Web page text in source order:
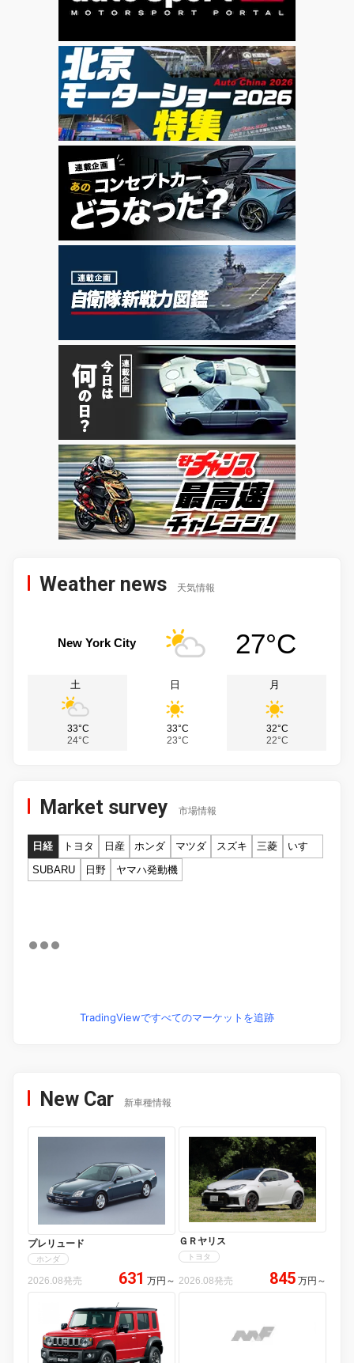
Weather news 天気情報
New York City 27°C
土
33°C
24°C
日
33°C
23°C
月
32°C
22°C
Market survey 市場情報
日経 トヨタ 日産 ホンダ マツダ スズキ 三菱
いすゞ
SUBARU
日野 ヤマハ発動機
TradingViewですべてのマーケットを追跡
New Car 新車種情報
プレリュード
ホンダ
2026.08発売 631 万円 ～
ＧＲヤリス
トヨタ
2026.08発売 845 万円 ～